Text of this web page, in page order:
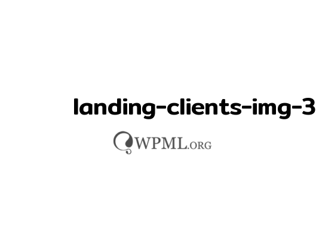
landing-clients-img-3